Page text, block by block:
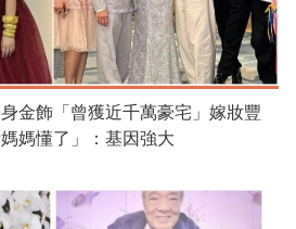
金飾「曾獲近千萬豪宅」嫁妝豐
媽懂了」：基因強大